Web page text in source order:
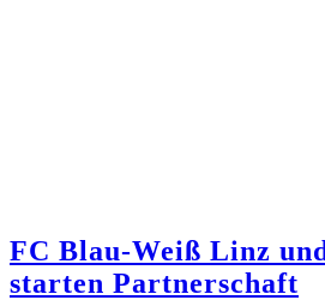
FC Blau-Weiß Linz
starten Partnerschaft